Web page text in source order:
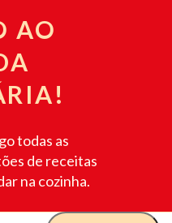
AO
todas as
de receitas
na cozinha.